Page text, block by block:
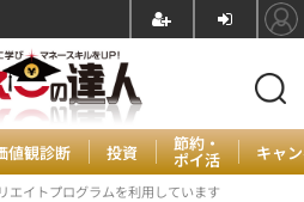
値観診断 投資 節約・
ポイ活 キャ
イトプログラムを利用しています